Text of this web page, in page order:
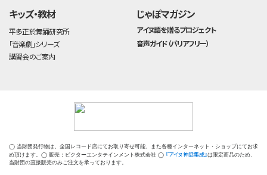
キッズ・教材
平多正於舞踊研究所
「音楽劇」シリーズ
講習会のご案内
じゃぽマガジン
アイヌ語を贈るプロジェクト
音声ガイド（バリアフリー）
◯ 当財団発行物は、全国レコード店にてお取り寄せ可能、また各種インターネット・ショップにてお求
め頂けます。◯ 販売：ビクターエンタテインメント株式会社 ◯ 『アイヌ神話集成』は限定商品のため、
当財団の直接販売のみご注文を承っております。